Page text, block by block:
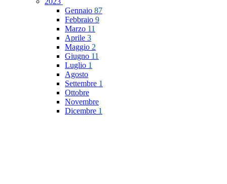
Gennaio 87
Febbraio 9
Marzo 11
Aprile 3
Maggio 2
Giugno 11
Luglio 1
Agosto
Settembre 1
Ottobre
Novembre
Dicembre 1